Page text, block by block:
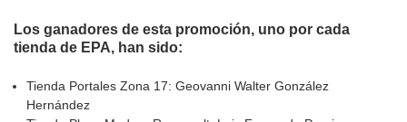
Los ganadores de esta promoción, uno por cada
tienda de EPA, han sido:
Tienda Portales Zona 17: Geovanni Walter González
Hernández